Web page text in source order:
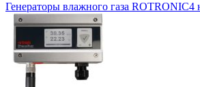
Генераторы влажного газа ROTRONIC4